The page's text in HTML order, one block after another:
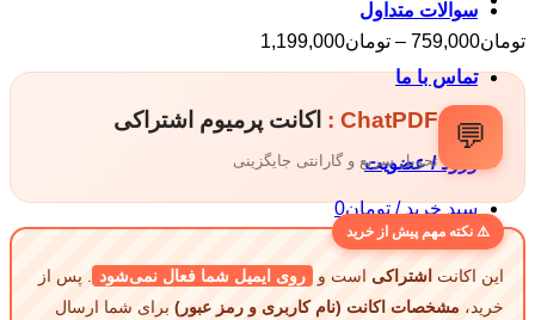
سوالات متداول
تماس با ما
ورود / عضویت
سبد خرید /تومان0
تومان759,000
– تومان1,199,000
تومان1,199,000
💬
ChatPDF : اکانت پرمیوم اشتراکی
تحویل سریع و گارانتی جایگزینی
⚠️ نکته مهم پیش از خرید
این اکانت اشتراکی است و روی ایمیل شما فعال نمی‌شود
. پس از
خرید، مشخصات اکانت (نام کاربری و رمز عبور) برای شما ارسال